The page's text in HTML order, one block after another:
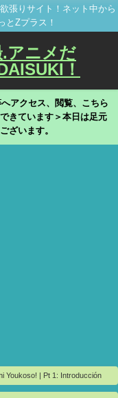
張りサイト！ネット中から
とZプラス！
アニメだ
！
アクセス、閲覧、こちら
きています＞本日は足元
ざいます。
Youkoso! | Pt 1: Introducción